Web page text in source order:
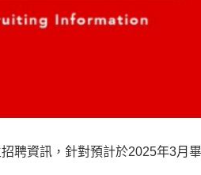
聘資訊，針對預計於2025年3月